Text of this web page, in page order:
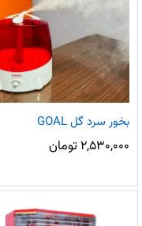
بخور سرد گل GOAL
۲,۵۳۰,۰۰۰ تومان